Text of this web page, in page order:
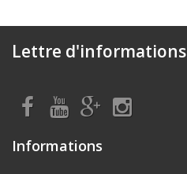
Lettre d'informations
Informations